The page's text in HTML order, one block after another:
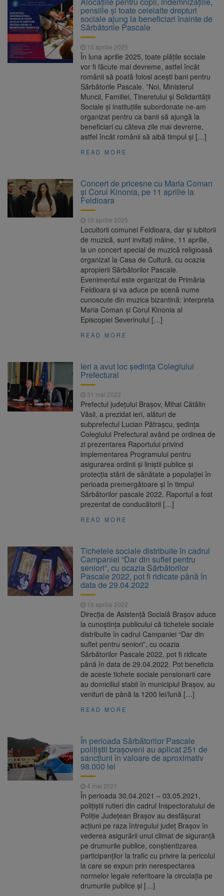
Ormeniș
6 august 2026
AUR a lansat platforma
suspeND.ro pentru urmărirea inițiativei de
suspendare a președintelui Nicușor Dan
6 august 2026
Înalta Curte analizează
dosarul lui Călin Georgescu și Horațiu Potra.
Judecătorii decid dacă începe procesul
Strategia națională pentru
biodiversitate 2026-2030, adoptată de Senat.
Proiectul merge la promulgare
pensiile și toate celelalte drepturi
sociale ajung la beneficiari înainte de
Sărbătorile Pascale
10 aprilie 2025
În luna aprilie 2025, toate plățile sociale
vor fi făcute mai devreme, astfel încât
românii să poată folosi acești bani pentru
Sărbătorile Pascale. ”Noi, Ministerul
Muncii, Familiei, Tineretului și Solidarității
Sociale și instituțiile subordonate ne-am
organizat pentru ca banii să ajungă la
beneficiari cu câteva zile mai devreme,
astfel încât românii să aibă timpul și […]
READ MORE
Concert de pricesne cu Maria Coman
și Corul Kinonia, pe 11 aprilie la
Feldioara
10 aprilie 2025
Locuitorii comunei Feldioara, dar și iubitorii
de muzică, sunt invitați mâine, 11 aprilie,
la un concert special de muzică religioasă
organizat la Casa de Cultură, cu ocazia
apropierii Sărbătorilor Pascale.
Evenimentul este organizat de Primăria
Feldioara și va aduce pe scenă nume
cunoscute din muzica bizantină: interpreta
Maria Coman și Corul Kinonia al
Episcopiei Severinului […]
READ MORE
Ieri a avut loc ședința Colegiului
Prefectural
31 mai 2022
Prefectul județului Brașov, Mihai Cătălin
Văsii, a prezidat ieri, alături de
subprefectul Lucian Pătrașcu, ședința
Colegiului Prefectural având pe ordinea de
zi prezentarea Raportului privind
implementarea Programului pentru
asigurarea ordinii şi liniştii publice şi
protecţia stării de sănătate a populaţiei în
perioada premergătoare şi în timpul
Sărbătorilor pascale 2022. Raportul a fost
prezentat de conducătorii […]
READ MORE
Tichetele sociale distribuite în cadrul
Campaniei “Dar din suflet pentru
seniori”, cu ocazia Sărbătorilor
Pascale 2022, pot fi ridicate până în
data de 29.04.2022
15 aprilie 2022
Direcția de Asistență Socială Brașov aduce
la cunoștința publicului că tichetele sociale
distribuite în cadrul Campaniei “Dar din
suflet pentru seniori”, cu ocazia
Sărbătorilor Pascale 2022, pot fi ridicate
până în data de 29.04.2022. Pot beneficia
de aceste tichete sociale pensionarii care
au domiciliul stabil în municipiul Brașov, au
venituri de până la 1200 lei/lună […]
READ MORE
În perioada Sărbătorilor Pascale
poliţiştii braşoveni au aplicat 251 de
sancțiuni în valoare de aproximativ
98.000 lei
4 mai 2021
În perioada 30.04.2021 – 03.05.2021,
polițiștii rutieri din cadrul Inspectoratului de
Poliție Județean Brașov au desfășurat
acțiuni pe raza întregului județ Brașov în
vederea asigurării unui climat de siguranță
pe drumurile publice, conștientizarea
participanților la trafic cu privire la pericolul
la care se expun prin nerespectarea
normelor legale referitoare la circulația pe
drumurile publice și […]